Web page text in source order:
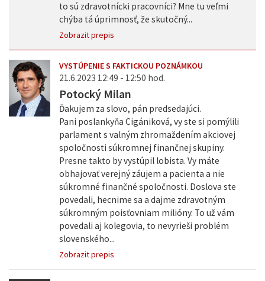
to sú zdravotnícki pracovníci? Mne tu veľmi
chýba tá úprimnosť, že skutočný...
Zobrazit prepis
VYSTÚPENIE S FAKTICKOU POZNÁMKOU
21.6.2023 12:49 - 12:50 hod.
Potocký Milan
Ďakujem za slovo, pán predsedajúci.
Pani poslankyňa Cigániková, vy ste si pomýlili
parlament s valným zhromaždením akciovej
spoločnosti súkromnej finančnej skupiny.
Presne takto by vystúpil lobista. Vy máte
obhajovať verejný záujem a pacienta a nie
súkromné finančné spoločnosti. Doslova ste
povedali, hecnime sa a dajme zdravotným
súkromným poisťovniam milióny. To už vám
povedali aj kolegovia, to nevyrieši problém
slovenského...
Zobrazit prepis